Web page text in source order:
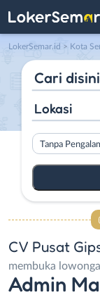
LokerSemar.id > Kota
Lokasi
Tanpa
CV Pusat
membuka
Admin